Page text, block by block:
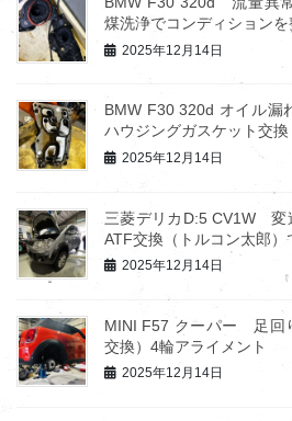
煤洗浄でコンディションを
2025年12月14日
BMW F30 320d オイル
ハウジングガスケット交換
2025年12月14日
三菱デリカD:5 CV1W 変
ATF交換（トルコン太郎）
2025年12月14日
MINI F57 クーパー 足回
交換）4輪アライメント
2025年12月14日